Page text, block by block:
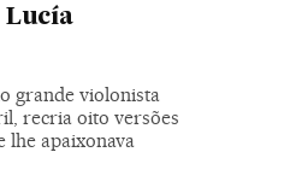
Lucía
grande violonista
recria oito versões
lhe apaixonava